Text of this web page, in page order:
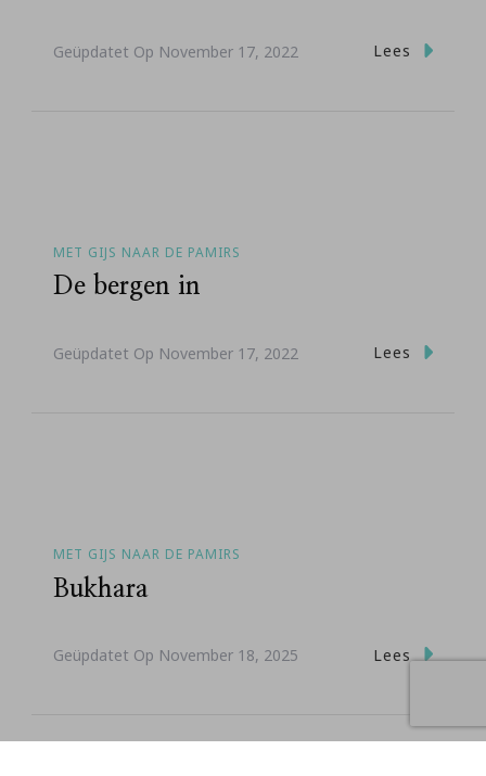
Geüpdatet Op November 17, 2022 Lees
MET GIJS NAAR DE PAMIRS
De bergen in
Geüpdatet Op November 17, 2022 Lees
MET GIJS NAAR DE PAMIRS
Bukhara
Geüpdatet Op November 18, 2025 Lees